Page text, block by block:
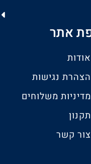
אתר
אודות
הצהרת נגישות
מדיניות משלוחים
תקנון
צור קשר